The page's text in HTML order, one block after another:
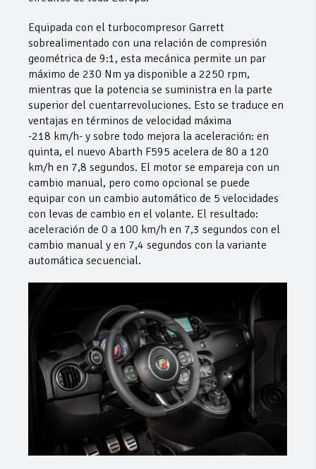
Equipada con el turbocompresor Garrett
sobrealimentado con una relación de compresión
geométrica de 9:1, esta mecánica permite un par
máximo de 230 Nm ya disponible a 2250 rpm,
mientras que la potencia se suministra en la parte
superior del cuentarrevoluciones. Esto se traduce en
ventajas en términos de velocidad máxima
-218 km/h- y sobre todo mejora la aceleración: en
quinta, el nuevo Abarth F595 acelera de 80 a 120
km/h en 7,8 segundos. El motor se empareja con un
cambio manual, pero como opcional se puede
equipar con un cambio automático de 5 velocidades
con levas de cambio en el volante. El resultado:
aceleración de 0 a 100 km/h en 7,3 segundos con el
cambio manual y en 7,4 segundos con la variante
automática secuencial.